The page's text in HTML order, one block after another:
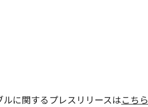
ルに関するプレスリリースはこちら